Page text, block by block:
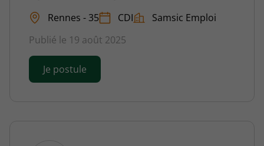
Rennes - 35 CDI
Samsic Emploi
Publié le 19 août 2025
Je postule